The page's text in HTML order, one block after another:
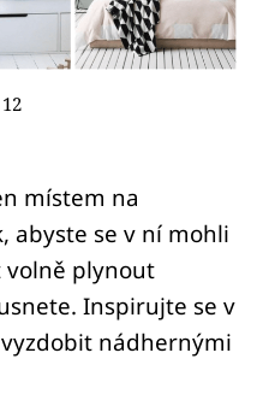
místem na
abyste se v ní mohli
volně plynout
Inspirujte se v
nádhernými